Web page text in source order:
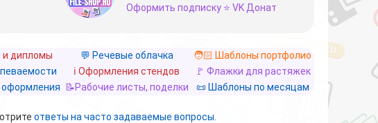
Оформить подписку ⭐ VK Донат
и дипломы 💬 Речевые облачка
🧑🏻 Шаблоны портфолио
ℹ️ Оформления стендов
🚩 Флажки для растяжек
оформления 📝Рабочие листы, поделки 📜 Шаблоны по месяцам
ответы на часто задаваемые вопросы.